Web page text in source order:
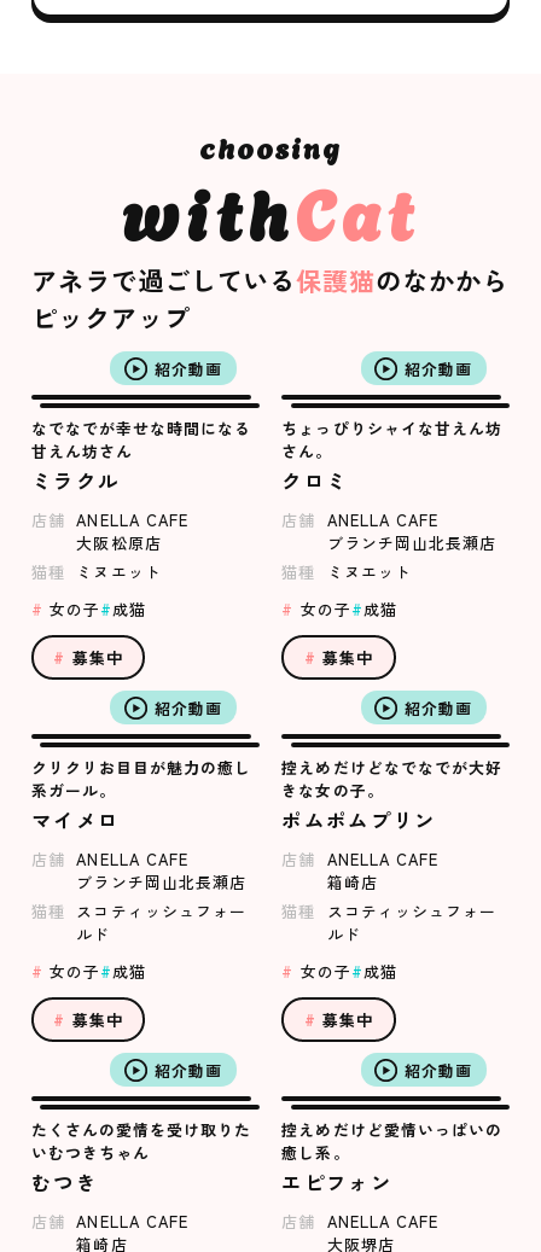
withCat
アネラで過ごしている保護猫のなかから
ピックアップ
紹介動画
なでなでが幸せな時間になる
甘えん坊さん
ミラクル
店舗 ANELLA CAFE
大阪松原店
猫種
ミヌエット
女の子
成猫
募集中
紹介動画
ちょっぴりシャイな甘えん坊
さん。
クロミ
店舗 ANELLA CAFE
ブランチ岡山北長瀬店
猫種
ミヌエット
女の子
成猫
募集中
紹介動画
クリクリお目目が魅力の癒し
系ガール。
マイメロ
店舗 ANELLA CAFE
ブランチ岡山北長瀬店
猫種
スコティッシュフォー
ルド
女の子
成猫
募集中
紹介動画
控えめだけどなでなでが大好
きな女の子。
ポムポムプリン
店舗 ANELLA CAFE
箱崎店
猫種
スコティッシュフォー
ルド
女の子
成猫
募集中
紹介動画
たくさんの愛情を受け取りた
いむつきちゃん
むつき
店舗 ANELLA CAFE
箱崎店
紹介動画
控えめだけど愛情いっぱいの
癒し系。
エピフォン
店舗 ANELLA CAFE
大阪堺店